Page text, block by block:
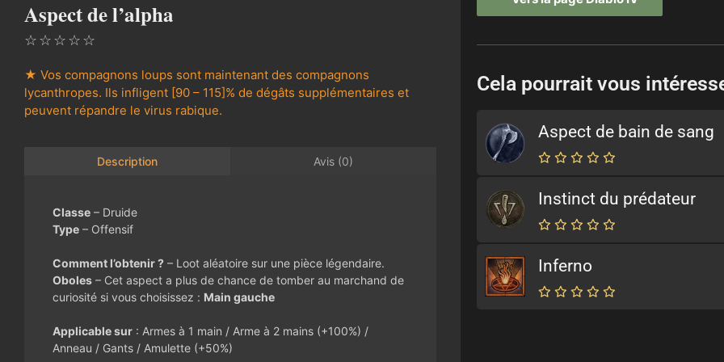
Aspect de l’alpha
☆ ☆ ☆ ☆ ☆
★ Vos compagnons loups sont maintenant des compagnons
lycanthropes. Ils infligent [90 – 115]% de dégâts supplémentaires et
peuvent répandre le virus rabique.
Description Avis (0)
Classe – Druide
Type – Offensif
Comment l’obtenir ? – Loot aléatoire sur une pièce légendaire.
Oboles – Cet aspect a plus de chance de tomber au marchand de
curiosité si vous choisissez : Main gauche
Applicable sur : Armes à 1 main / Arme à 2 mains (+100%) /
Anneau / Gants / Amulette (+50%)
Cela pourrait vous
Aspect de bain de sang
Instinct du prédateur
Inferno